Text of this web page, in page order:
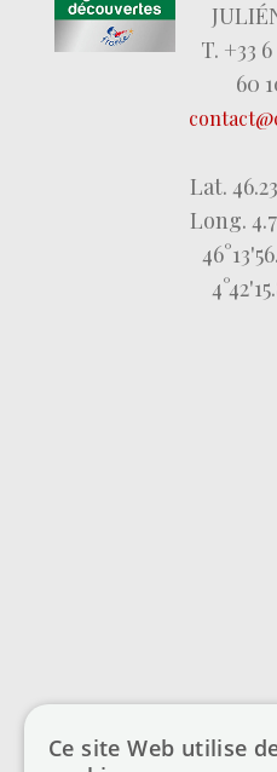
T. +33 6
60
Lat.
Long.
Ce site Web utilise